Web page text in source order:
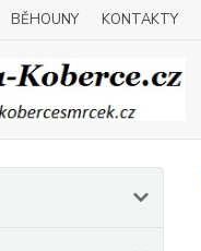
BĚHOUNY KONTAKTY